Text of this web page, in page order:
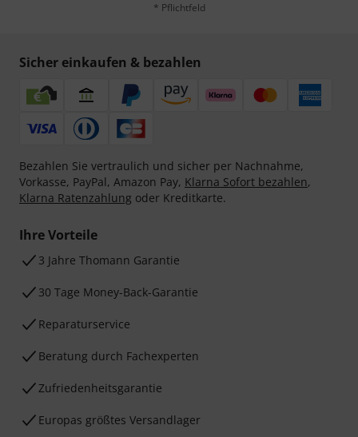
* Pflichtfeld
Sicher einkaufen & bezahlen
Bezahlen Sie vertraulich und sicher per Nachnahme,
Vorkasse, PayPal, Amazon Pay, Klarna Sofort bezahlen,
Klarna Ratenzahlung oder Kreditkarte.
Ihre Vorteile
3 Jahre Thomann Garantie
30 Tage Money-Back-Garantie
Reparaturservice
Beratung durch Fachexperten
Zufriedenheitsgarantie
Europas größtes Versandlager